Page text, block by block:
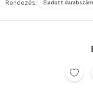
Rendezés: Eladott